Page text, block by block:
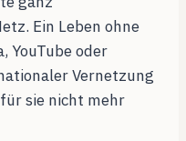
Ein Leben ohne
YouTube oder
Vernetzung
sie nicht mehr